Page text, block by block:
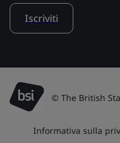
Iscriviti
© The British
Informativa sulla